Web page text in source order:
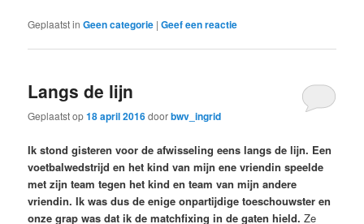
Geplaatst in Geen categorie |Geef een reactie
Langs de lijn
Geplaatst op18 april 2016doorbwv_ingrid
Ik stond gisteren voor de afwisseling eens langs de lijn. Een
voetbalwedstrijd en het kind van mijn ene vriendin speelde
met zijn team tegen het kind en team van mijn andere
vriendin. Ik was dus de enige onpartijdige toeschouwster en
onze grap was dat ik de matchfixing in de gaten hield. Ze